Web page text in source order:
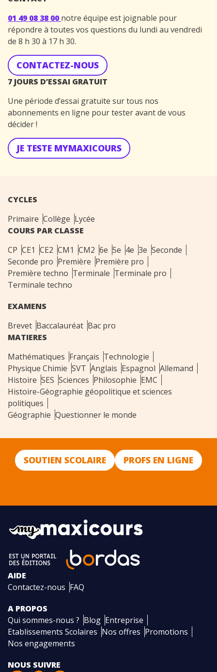
01 49 08 38 00 notre équipe est joignable pour
répondre à toutes vos questions du lundi au vendredi
de 8 h 30 à 17 h 30.
CONTACTEZ-NOUS
7 JOURS D’ESSAI GRATUIT
Une période d’essai gratuite sur tous nos
abonnements en ligne pour tester avant de vous
décider !
JE TESTE MYMAXICOURS
CYCLES
Primaire Collège Lycée
COURS PAR CLASSE
CP CE1 CE2 CM1 CM2 6e 5e 4e 3e Seconde
Seconde pro Première Première pro
Première techno Terminale Terminale pro
Terminale techno
EXAMENS
Brevet Baccalauréat Bac pro
MATIERES
Mathématiques Français Technologie
Physique Chimie SVT Anglais Espagnol Allemand
Histoire SES Sciences Philosophie EMC
Histoire-Géographie géopolitique et sciences
politiques
Géographie Questionner le monde
SOUTIEN SCOLAIRE PROFS EN LIGNE
AIDE
Contactez-nous FAQ
A PROPOS
Qui sommes-nous ? Blog Entreprise
Etablissements Scolaires Nos offres Promotions
Nos engagements
NOUS SUIVRE